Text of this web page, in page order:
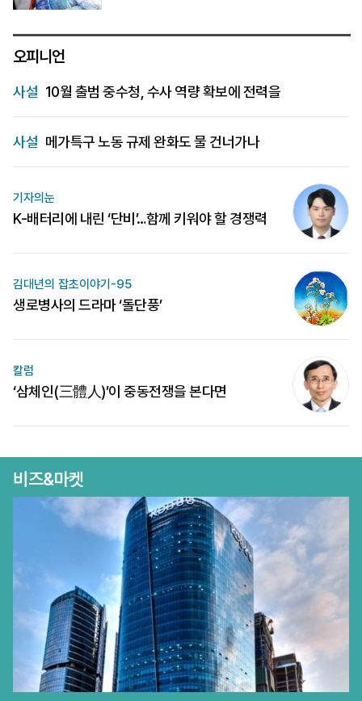
오피니언
사설 10월 출범 중수청, 수사 역량 확보에 전력을
사설 메가특구 노동 규제 완화도 물 건너가나
기자의눈
K-배터리에 내린 ‘단비’…함께 키워야 할 경쟁력
김대년의 잡초이야기-95
생로병사의 드라마 ‘돌단풍’
칼럼
‘삼체인(三體人)’이 중동전쟁을 본다면
비즈&마켓